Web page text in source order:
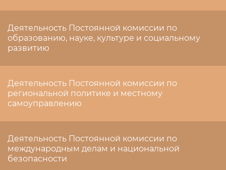
Деятельность Постоянной комиссии по
образованию, науке, культуре и социальному
развитию
Деятельность Постоянной комиссии по
региональной политике и местному
самоуправлению
Деятельность Постоянной комиссии по
международным делам и национальной
безопасности